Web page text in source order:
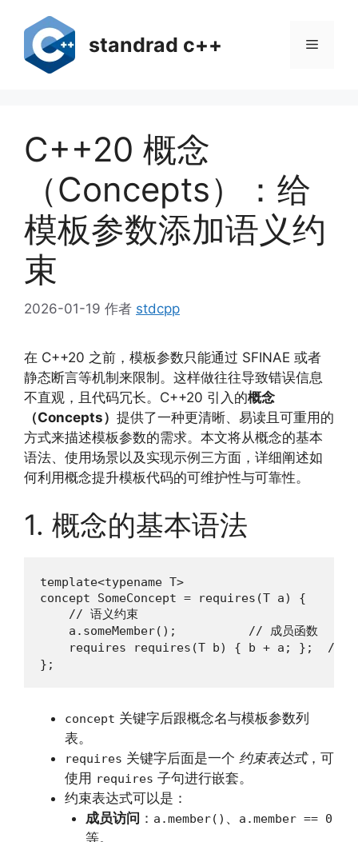
standrad c++ 菜
C++20 概念
（Concepts）：给
模板参数添加语义约
束
2026-01-19 作者 stdcpp
在 C++20 之前，模板参数只能通过 SFINAE 或者
静态断言等机制来限制。这样做往往导致错误信息
不直观，且代码冗长。C++20 引入的概念
（Concepts） 提供了一种更清晰、易读且可重用的
方式来描述模板参数的需求。本文将从概念的基本
语法、使用场景以及实现示例三方面，详细阐述如
何利用概念提升模板代码的可维护性与可靠性。
1. 概念的基本语法
template<typename T>
concept SomeConcept = requires(T a) {
    // 语义约束
    a.someMember();          // 成员函数
requires requires(T b) { b + a; };  // 更
};
concept 关键字后跟概念名与模板参数列
表。
requires 关键字后面是一个 约束表达式，可
使用 requires 子句进行嵌套。
约束表达式可以是：
成员访问 ： a.member() 、 a.member == 0
等。